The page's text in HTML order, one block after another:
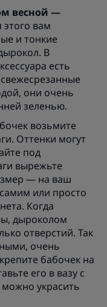
весной —
этого вам
и тонкие
В
есть
они очень
зеленью.
возьмите
Оттенки могут
под
вырежьте
— на ваш
или просто
Когда
дыроколом
отверстий. Так
очень
бабочек на
его в вазу с
украсить